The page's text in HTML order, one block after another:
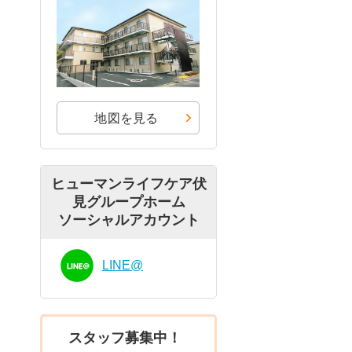
地図を見る
ヒューマンライフケア伏
見グループホーム
ソーシャルアカウント
LINE@
スタッフ募集中！